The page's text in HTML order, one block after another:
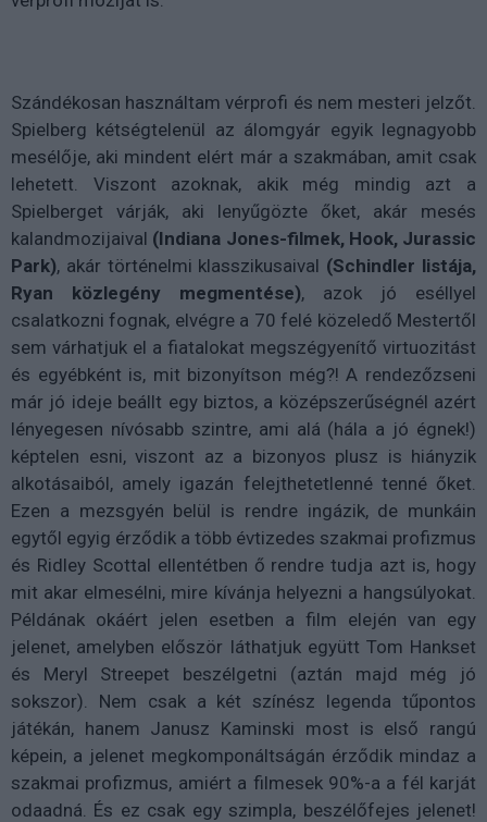
Szándékosan használtam vérprofi és nem mesteri jelzőt.
Spielberg kétségtelenül az álomgyár egyik legnagyobb
mesélője, aki mindent elért már a szakmában, amit csak
lehetett. Viszont azoknak, akik még mindig azt a
Spielberget várják, aki lenyűgözte őket, akár mesés
kalandmozijaival (Indiana Jones-filmek, Hook, Jurassic
Park), akár történelmi klasszikusaival (Schindler listája,
Ryan közlegény megmentése), azok jó eséllyel
csalatkozni fognak, elvégre a 70 felé közeledő Mestertől
sem várhatjuk el a fiatalokat megszégyenítő virtuozitást
és egyébként is, mit bizonyítson még?! A rendezőzseni
már jó ideje beállt egy biztos, a középszerűségnél azért
lényegesen nívósabb szintre, ami alá (hála a jó égnek!)
képtelen esni, viszont az a bizonyos plusz is hiányzik
alkotásaiból, amely igazán felejthetetlenné tenné őket.
Ezen a mezsgyén belül is rendre ingázik, de munkáin
egytől egyig érződik a több évtizedes szakmai profizmus
és Ridley Scottal ellentétben ő rendre tudja azt is, hogy
mit akar elmesélni, mire kívánja helyezni a hangsúlyokat.
Példának okáért jelen esetben a film elején van egy
jelenet, amelyben először láthatjuk együtt Tom Hankset
és Meryl Streepet beszélgetni (aztán majd még jó
sokszor). Nem csak a két színész legenda tűpontos
játékán, hanem Janusz Kaminski most is első rangú
képein, a jelenet megkomponáltságán érződik mindaz a
szakmai profizmus, amiért a filmesek 90%-a a fél karját
odaadná. És ez csak egy szimpla, beszélőfejes jelenet!